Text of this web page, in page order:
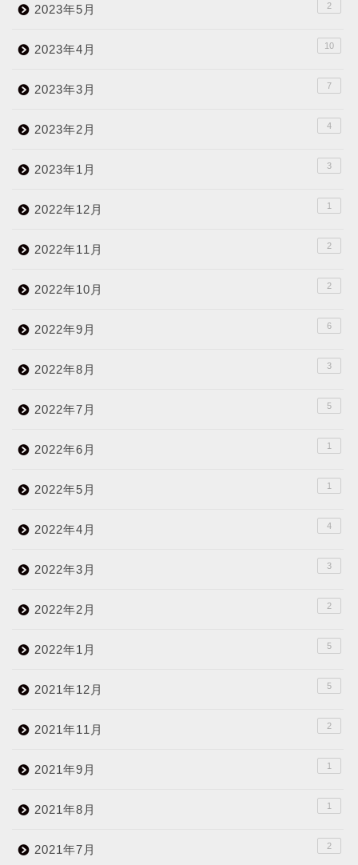
2023年5月 2
2023年4月 10
2023年3月 7
2023年2月 4
2023年1月 3
2022年12月 1
2022年11月 2
2022年10月 2
2022年9月 6
2022年8月 3
2022年7月 5
2022年6月 1
2022年5月 1
2022年4月 4
2022年3月 3
2022年2月 2
2022年1月 5
2021年12月 5
2021年11月 2
2021年9月 1
2021年8月 1
2021年7月 2